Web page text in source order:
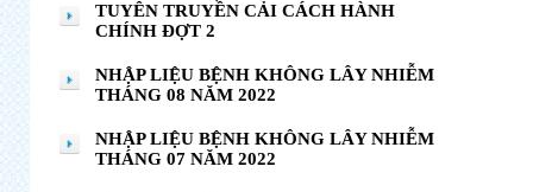
TUYÊN TRUYỀN CẢI CÁCH HÀNH
CHÍNH ĐỢT 2
NHẬP LIỆU BỆNH KHÔNG LÂY NHIỄM
THÁNG 08 NĂM 2022
NHẬP LIỆU BỆNH KHÔNG LÂY NHIỄM
THÁNG 07 NĂM 2022